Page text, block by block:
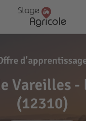
Vareilles -
(12310)